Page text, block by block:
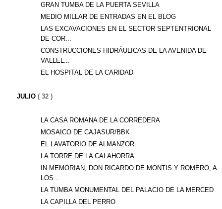
GRAN TUMBA DE LA PUERTA SEVILLA
MEDIO MILLAR DE ENTRADAS EN EL BLOG
LAS EXCAVACIONES EN EL SECTOR SEPTENTRIONAL
DE COR...
CONSTRUCCIONES HIDRÁULICAS DE LA AVENIDA DE
VALLEL...
EL HOSPITAL DE LA CARIDAD
JULIO ( 32 )
LA CASA ROMANA DE LA CORREDERA
MOSAICO DE CAJASUR/BBK
EL LAVATORIO DE ALMANZOR
LA TORRE DE LA CALAHORRA
IN MEMORIAN, DON RICARDO DE MONTIS Y ROMERO, A
LOS...
LA TUMBA MONUMENTAL DEL PALACIO DE LA MERCED
LA CAPILLA DEL PERRO